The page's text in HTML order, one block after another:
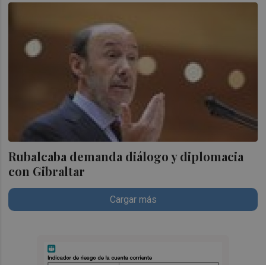
Rubalcaba demanda diálogo y diplomacia
con Gibraltar
Cargar más